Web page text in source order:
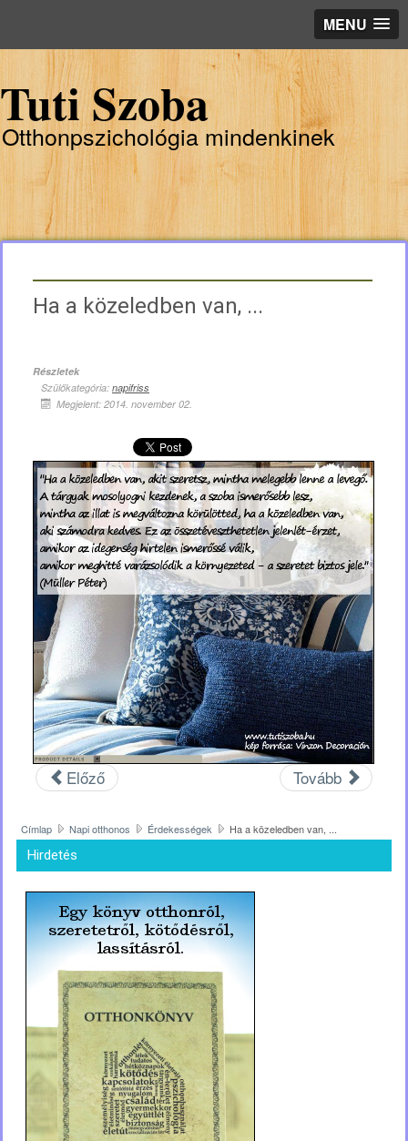
MENU
Tuti Szoba
Otthonpszichológia mindenkinek
Ha a közeledben van, ...
Részletek
Szülőkategória: napifriss
Megjelent: 2014. november 02.
Előző Tovább
Címlap Napi otthonos Érdekességek Ha a közeledben van, ...
Hirdetés